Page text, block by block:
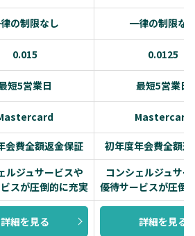
の制限なし
一律の制限な
0.015
0.0125
短5営業日
最短5営業日
Mastercard
会費全額返金保証 初年度年会費全額
ルジュサービスや
スが圧倒的に充実
コンシェルジュサ
優待サービスが圧倒
詳細を見る 詳細を見る